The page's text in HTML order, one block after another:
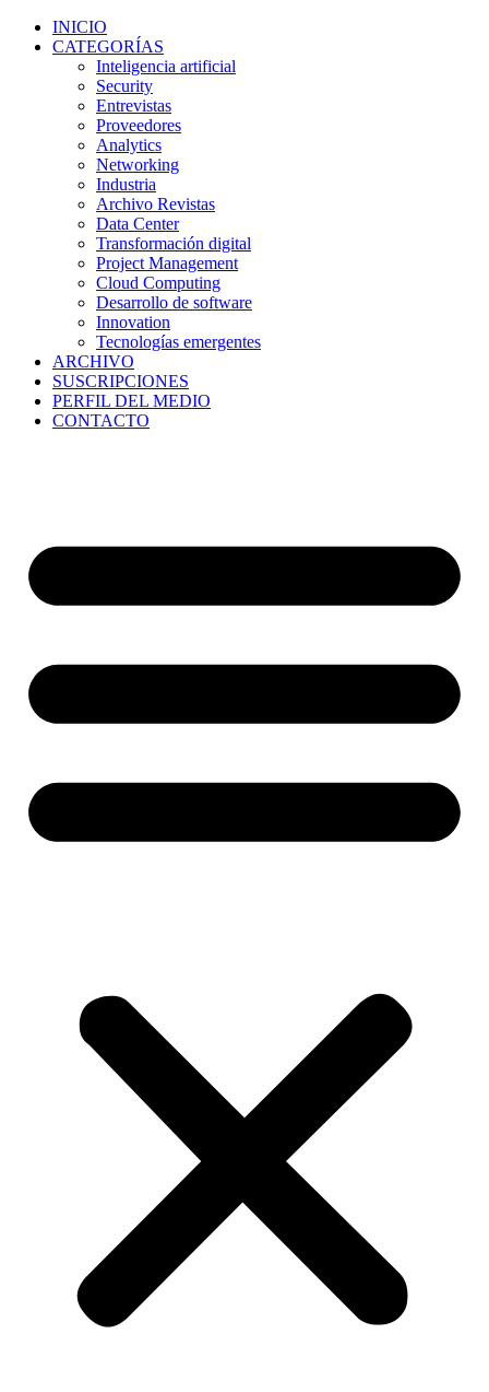
INICIO
CATEGORÍAS
Inteligencia artificial
Security
Entrevistas
Proveedores
Analytics
Networking
Industria
Archivo Revistas
Data Center
Transformación digital
Project Management
Cloud Computing
Desarrollo de software
Innovation
Tecnologías emergentes
ARCHIVO
SUSCRIPCIONES
PERFIL DEL MEDIO
CONTACTO